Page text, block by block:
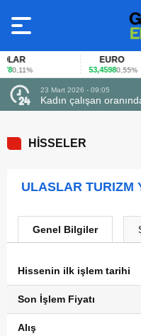
0,11%
EURO
53,45980,55%
23 Mart 2026 - 09:05
Kadın çalışan
HİSSELER
ULASLAR TURIZM
Genel Bilgiler
Hissenin ilk işlem tarihi
Son İşlem Fiyatı
Alış